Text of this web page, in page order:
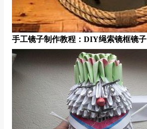
手工镜子制作教程：DIY绳索镜框镜子